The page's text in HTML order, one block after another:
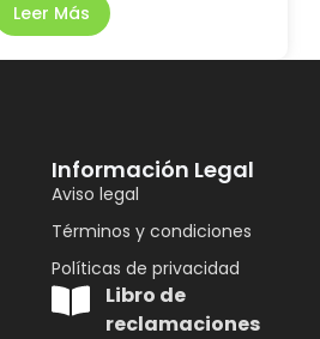
Leer Más
Información Legal
Aviso legal
Términos y condiciones
Políticas de privacidad
Libro de
reclamaciones